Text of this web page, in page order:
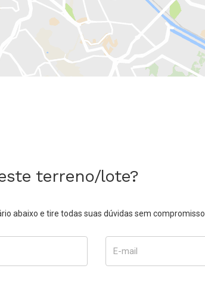
terreno/lote?
abaixo e tire todas suas dúvidas sem compromisso.